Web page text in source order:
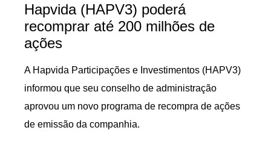
Hapvida (HAPV3) poderá
recomprar até 200 milhões de
ações
A Hapvida Participações e Investimentos (HAPV3)
informou que seu conselho de administração
aprovou um novo programa de recompra de ações
de emissão da companhia.